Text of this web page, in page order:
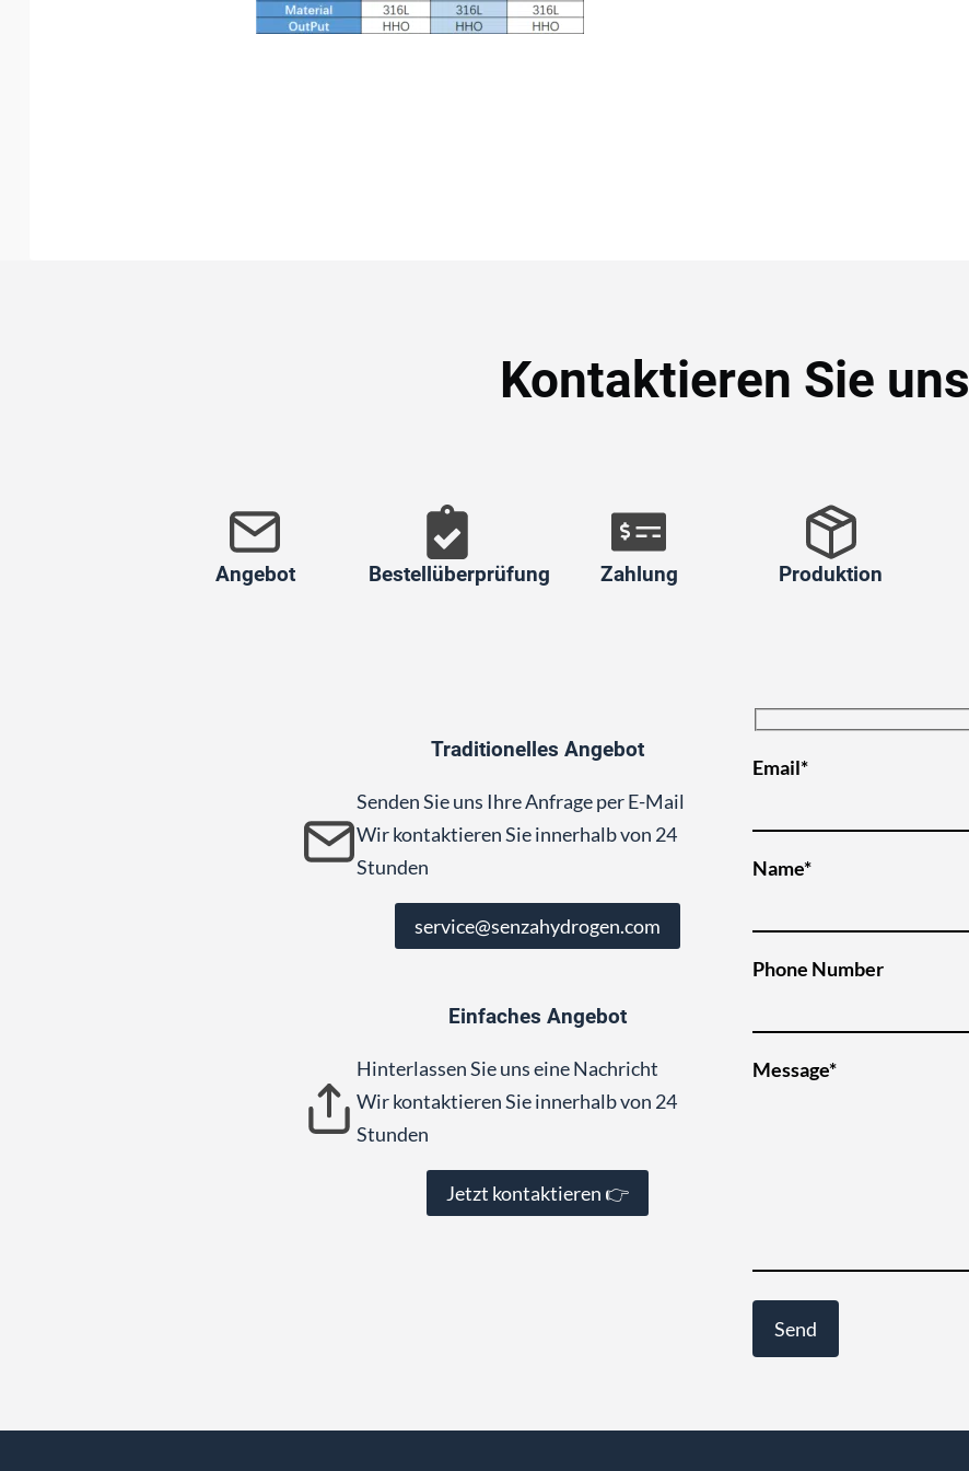
Kontaktieren Sie uns
Angebot Bestellüberprüfung Zahlung Produktion
Traditionelles Angebot
Senden Sie uns Ihre Anfrage per E-Mail
Wir kontaktieren Sie innerhalb von 24
Stunden
service@senzahydrogen.com
Einfaches Angebot
Hinterlassen Sie uns eine Nachricht
Wir kontaktieren Sie innerhalb von 24
Stunden
Jetzt kontaktieren 👉
Email*
Name*
Phone Number
Message*